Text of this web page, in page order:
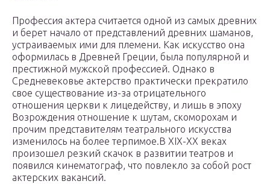
Профессия актера считается одной из самых древних
и берет начало от представлений древних шаманов,
устраиваемых ими для племени. Как искусство она
оформилась в Древней Греции, была популярной и
престижной мужской профессией. Однако в
Средневековье актерство практически прекратило
свое существование из-за отрицательного
отношения церкви к лицедейству, и лишь в эпоху
Возрождения отношение к шутам, скоморохам и
прочим представителям театрального искусства
изменилось на более терпимое.В XIX-XX веках
произошел резкий скачок в развитии театров и
появился кинематограф, что повлекло за собой рост
актерских вакансий.